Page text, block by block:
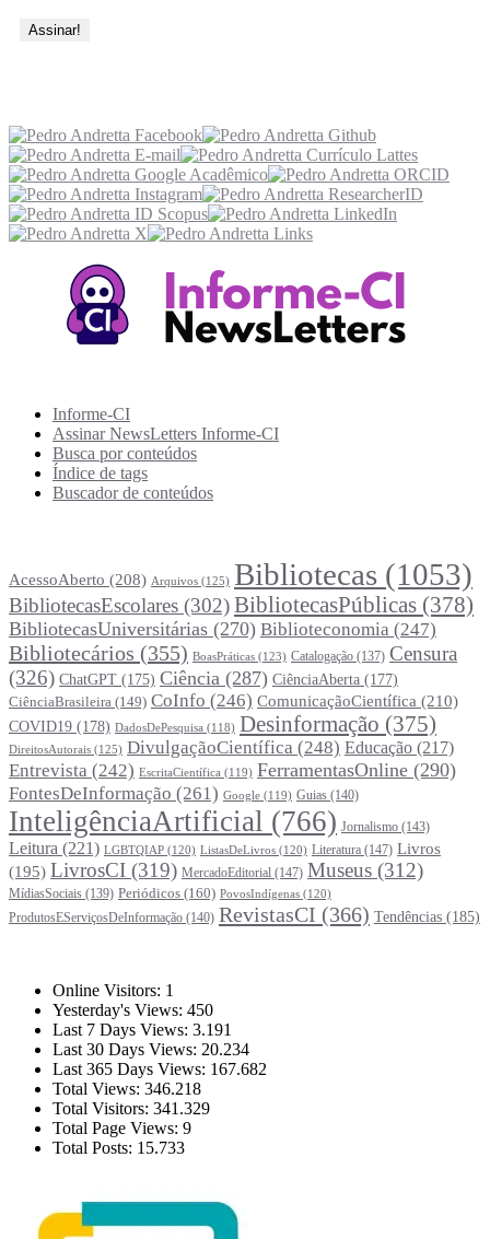
Informe-CI
Assinar NewsLetters Informe-CI
Busca por conteúdos
Índice de tags
Buscador de conteúdos
AcessoAberto (208) Arquivos (125) Bibliotecas (1053)
BibliotecasEscolares (302)BibliotecasPúblicas (378)
BibliotecasUniversitárias (270) Biblioteconomia (247)
Bibliotecários (355) BoasPráticas (123) Catalogação (137) Censura
(326) ChatGPT (175) Ciência (287) CiênciaAberta (177)
CiênciaBrasileira (149) CoInfo (246) ComunicaçãoCientífica (210)
COVID19 (178) DadosDePesquisa (118) Desinformação (375)
DireitosAutorais (125) DivulgaçãoCientífica (248) Educação (217)
Entrevista (242) EscritaCientífica (119) FerramentasOnline (290)
FontesDeInformação (261) Google (119) Guias (140)
InteligênciaArtificial (766) Jornalismo (143)
Leitura (221) LGBTQIAP (120) ListasDeLivros (120) Literatura (147) Livros
(195) LivrosCI (319) MercadoEditorial (147) Museus (312)
MídiasSociais (139) Periódicos (160) PovosIndígenas (120)
ProdutosEServiçosDeInformação (140) RevistasCI (366) Tendências (185)
Online Visitors: 1
Yesterday's Views: 450
Last 7 Days Views: 3.191
Last 30 Days Views: 20.234
Last 365 Days Views: 167.682
Total Views: 346.218
Total Visitors: 341.329
Total Page Views: 9
Total Posts: 15.733